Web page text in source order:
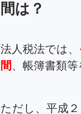
間は？
法人税法では、
間、帳簿書類
ただし、平成